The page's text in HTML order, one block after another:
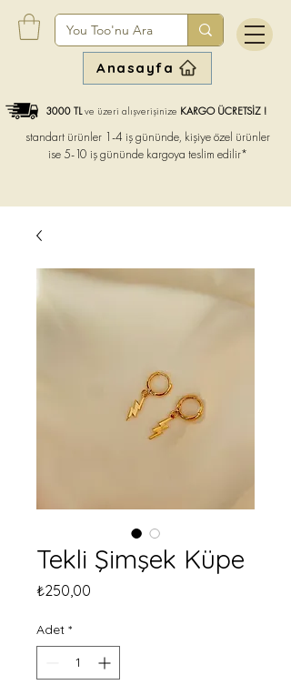
Anasayfa
3000 TLve üzeri alışverişinize KARGO ÜCRETSİZ !
standart ürünler 1-4 iş gününde, kişiye özel ürünler
ise 5-10 iş gününde kargoya teslim edilir*
Tekli Şimşek Küpe
₺250,00
Adet *